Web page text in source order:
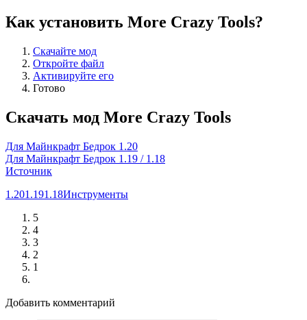
Как установить More Crazy Tools?
Скачайте мод
Откройте файл
Активируйте его
Готово
Скачать мод More Crazy Tools
Для Майнкрафт Бедрок 1.20
Для Майнкрафт Бедрок 1.19 / 1.18
Источник
1.201.191.18Инструменты
5
4
3
2
1
Добавить комментарий